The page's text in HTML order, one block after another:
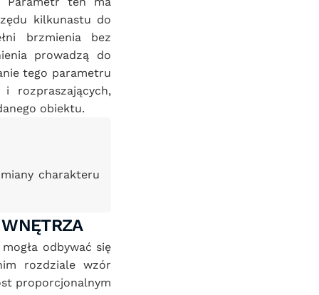
kilkunastu do
brzmienia bez
prowadzą do
tego parametru
rozpraszających,
obiektu.
charakteru
odbywać się
rozdziale wzór
proporcjonalnym